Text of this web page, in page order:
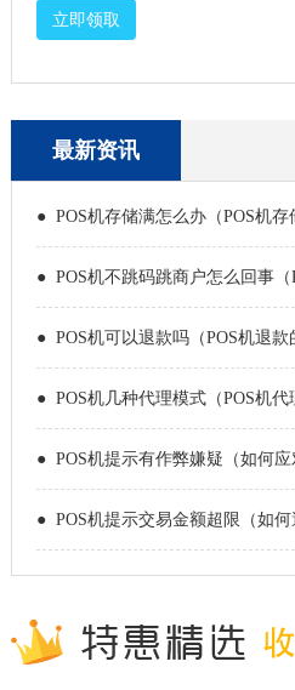
立即领取
最新资讯
● POS机存储满怎么办（POS机存
● POS机不跳码跳商户怎么回事（
● POS机可以退款吗（POS机退款
● POS机几种代理模式（POS机代
● POS机提示有作弊嫌疑（如何应
● POS机提示交易金额超限（如何